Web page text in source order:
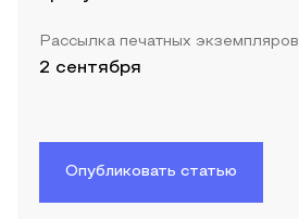
Рассылка печатных экземпляров
2 сентября
Опубликовать статью